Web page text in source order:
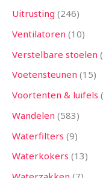
Uitrusting 246
Ventilatoren 10
Verstelbare stoelen
Voetensteunen 15
Voortenten & luifels
Wandelen 583
Waterfilters 9
Waterkokers 13